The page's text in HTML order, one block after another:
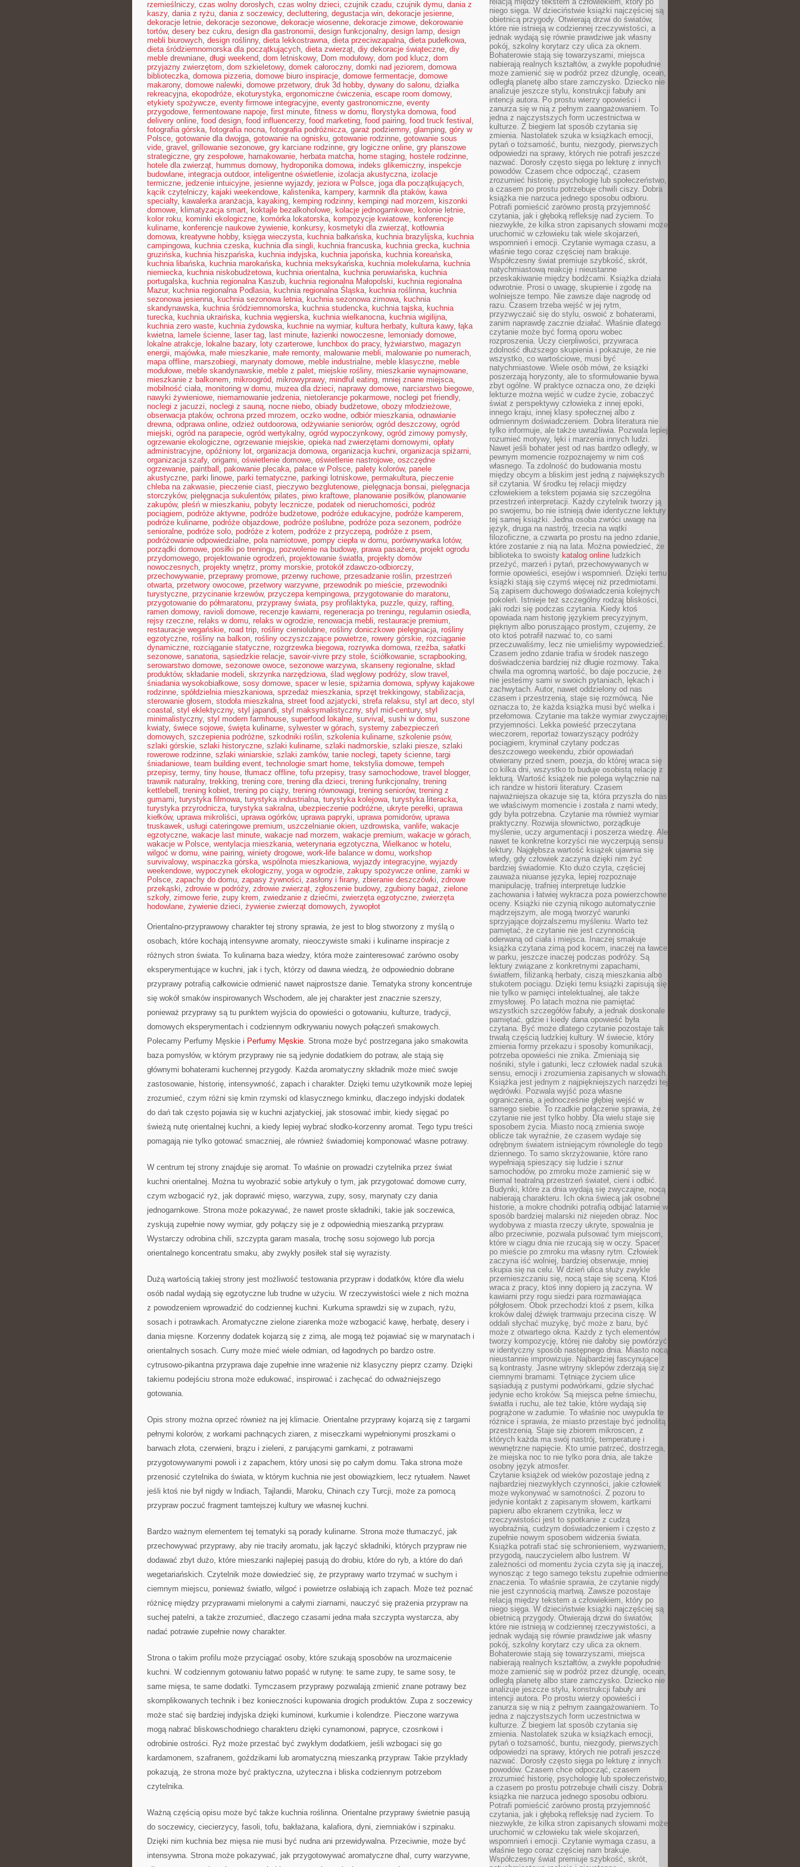
rzemieślniczy, czas wolny dorosłych, czas wolny dzieci, czujnik czadu, czujnik dymu, dania z
kaszy, dania z ryżu, dania z soczewicy, decluttering, degustacja win, dekoracje jesienne,
dekoracje letnie, dekoracje sezonowe, dekoracje wiosenne, dekoracje zimowe, dekorowanie
tortów, desery bez cukru, design dla gastronomii, design funkcjonalny, design lamp, design
mebli biurowych, design roślinny, dieta lekkostrawna, dieta przeciwzapalna, dieta pudełkowa,
dieta śródziemnomorska dla początkujących, dieta zwierząt, diy dekoracje świąteczne, diy
meble drewniane, długi weekend, dom letniskowy, Dom modułowy, dom pod klucz, dom
przyjazny zwierzętom, dom szkieletowy, domek całoroczny, domki nad jeziorem, domowa
biblioteczka, domowa pizzeria, domowe biuro inspiracje, domowe fermentacje, domowe
makarony, domowe nalewki, domowe przetwory, druk 3d hobby, dywany do salonu, działka
rekreacyjna, ekopodróże, ekoturystyka, ergonomiczne ćwiczenia, escape room domowy,
etykiety spożywcze, eventy firmowe integracyjne, eventy gastronomiczne, eventy
przygodowe, fermentowane napoje, first minute, fitness w domu, florystyka domowa, food
delivery online, food design, food influencerzy, food marketing, food pairing, food truck festival ,
fotografia górska, fotografia nocna, fotografia podróżnicza, garaż podziemny, glamping, góry w
Polsce, gotowanie dla dwojga, gotowanie na ognisku, gotowanie rodzinne, gotowanie sous
vide, gravel , grillowanie sezonowe, gry karciane rodzinne, gry logiczne online, gry planszowe
strategiczne, gry zespołowe, hamakowanie, herbata matcha, home staging, hostele rodzinne,
hotele dla zwierząt, hummus domowy, hydroponika domowa, indeks glikemiczny, inspekcje
budowlane, integracja outdoor, inteligentne oświetlenie, izolacja akustyczna, izolacje
termiczne, jedzenie intuicyjne, jesienne wyjazdy, jeziora w Polsce, joga dla początkujących,
kącik czytelniczy, kajaki weekendowe, kalistenika, kampery, karmnik dla ptaków, kawa
specialty, kawalerka aranżacja, kayaking, kemping rodzinny, kempingi nad morzem, kiszonki
domowe, klimatyzacja smart, koktajle bezalkoholowe, kolacje jednogarnkowe, kolonie letnie,
kolor roku, kominki ekologiczne, komórka lokatorska, kompozycje kwiatowe, konferencje
kulinarne, konferencje naukowe żywienie, konkursy, kosmetyki dla zwierząt, kotłownia
domowa, kreatywne hobby, księga wieczysta, kuchnia bałkańska, kuchnia brazylijska, kuchnia
campingowa, kuchnia czeska, kuchnia dla singli, kuchnia francuska, kuchnia grecka, kuchnia
gruzińska, kuchnia hiszpańska, kuchnia indyjska, kuchnia japońska, kuchnia koreańska,
kuchnia libańska, kuchnia marokańska, kuchnia meksykańska, kuchnia molekularna, kuchnia
niemiecka, kuchnia niskobudżetowa, kuchnia orientalna, kuchnia peruwiańska, kuchnia
portugalska, kuchnia regionalna Kaszub, kuchnia regionalna Małopolski, kuchnia regionalna
Mazur, kuchnia regionalna Podlasia, kuchnia regionalna Śląska, kuchnia roślinna, kuchnia
sezonowa jesienna, kuchnia sezonowa letnia, kuchnia sezonowa zimowa, kuchnia
skandynawska, kuchnia śródziemnomorska, kuchnia studencka, kuchnia tajska, kuchnia
turecka, kuchnia ukraińska, kuchnia węgierska, kuchnia wielkanocna, kuchnia wigilijna,
kuchnia zero waste, kuchnia żydowska, kuchnie na wymiar, kultura herbaty, kultura kawy, łąka
kwietna, lamele ścienne, laser tag, last minute, łazienki nowoczesne, lemoniady domowe,
lokalne atrakcje, lokalne bazary, loty czarterowe, lunchbox do pracy, łyżwiarstwo, magazyn
energii, majówka, małe mieszkanie, małe remonty, malowanie mebli, malowanie po numerach,
mapa offline, marszobiegi, marynaty domowe, meble industrialne, meble klasyczne, meble
modułowe, meble skandynawskie, meble z palet, miejskie rośliny, mieszkanie wynajmowane,
mieszkanie z balkonem, mikroogród, mikrowyprawy, mindful eating, mniej znane miejsca,
mobilność ciała, monitoring w domu, muzea dla dzieci, naprawy domowe, narciarstwo biegowe,
nawyki żywieniowe, niemarnowanie jedzenia, nietolerancje pokarmowe, noclegi pet friendly,
noclegi z jacuzzi, noclegi z sauną, nocne niebo, obiady budżetowe, obozy młodzieżowe,
obserwacja ptaków, ochrona przed mrozem, oczko wodne, odbiór mieszkania, odnawianie
drewna, odprawa online, odzież outdoorowa, odżywianie seniorów, ogród deszczowy, ogród
miejski, ogród na parapecie, ogród wertykalny, ogród wypoczynkowy, ogród zimowy pomysły,
ogrzewanie ekologiczne, ogrzewanie miejskie, opieka nad zwierzętami domowymi, opłaty
administracyjne, opóźniony lot, organizacja domowa, organizacja kuchni, organizacja spiżarni,
organizacja szafy, origami, oświetlenie domowe, oświetlenie nastrojowe, oszczędne
ogrzewanie, paintball , pakowanie plecaka, pałace w Polsce, palety kolorów, panele
akustyczne, parki linowe, parki tematyczne, parkingi lotniskowe, permakultura, pieczenie
chleba na zakwasie, pieczenie ciast, pieczywo bezglutenowe, pielęgnacja bonsai, pielęgnacja
storczyków, pielęgnacja sukulentów, pilates, piwo kraftowe, planowanie posiłków, planowanie
zakupów, pleśń w mieszkaniu, pobyty lecznicze, podatek od nieruchomości, podróż
pociągiem, podróże aktywne, podróże budżetowe, podróże edukacyjne, podróże kamperem,
podróże kulinarne, podróże objazdowe, podróże poślubne, podróże poza sezonem, podróże
senioralne, podróże solo, podróże z kotem, podróże z przyczepą, podróże z psem,
podróżowanie odpowiedzialne, pola namiotowe, pompy ciepła w domu, porównywarka lotów,
porządki domowe, posiłki po treningu, pozwolenie na budowę, prawa pasażera, projekt ogrodu
przydomowego, projektowanie ogrodzeń, projektowanie światła, projekty domów
nowoczesnych, projekty wnętrz, promy morskie, protokół zdawczo-odbiorczy,
przechowywanie, przeprawy promowe, przerwy ruchowe, przesadzanie roślin, przestrzeń
otwarta, przetwory owocowe, przetwory warzywne, przewodnik po mieście, przewodniki
turystyczne, przycinanie krzewów, przyczepa kempingowa, przygotowanie do maratonu,
przygotowanie do półmaratonu, przyprawy świata, psy profilaktyka, puzzle, quizy, rafting,
ramen domowy, ravioli domowe, recenzje kawiarni, regeneracja po treningu, regulamin osiedla,
rejsy rzeczne, relaks w domu, relaks w ogrodzie, renowacja mebli, restauracje premium,
restauracje wegańskie, road trip, rośliny cieniolubne, rośliny doniczkowe pielęgnacja, rośliny
egzotyczne, rośliny na balkon, rośliny oczyszczające powietrze, rowery górskie, rozciąganie
dynamiczne, rozciąganie statyczne, rozgrzewka biegowa, rozrywka domowa, rzeźba, sałatki
sezonowe, sanatoria, sąsiedzkie relacje, savoir-vivre przy stole, ściółkowanie, scrapbooking,
serowarstwo domowe, sezonowe owoce, sezonowe warzywa, skanseny regionalne, skład
produktów, składanie modeli, skrzynka narzędziowa, ślad węglowy podróży, slow travel ,
śniadania wysokobiałkowe, sosy domowe, spacer w lesie, spiżarnia domowa, spływy kajakowe
rodzinne, spółdzielnia mieszkaniowa, sprzedaż mieszkania, sprzęt trekkingowy, stabilizacja,
sterowanie głosem, stodoła mieszkalna, street food azjatycki, strefa relaksu, styl art deco, styl
coastal , styl eklektyczny, styl japandi, styl maksymalistyczny, styl mid-century, styl
minimalistyczny, styl modern farmhouse, superfood lokalne, survival , sushi w domu, suszone
kwiaty, świece sojowe, święta kulinarne, sylwester w górach, systemy zabezpieczeń
domowych, szczepienia podróżne, szkodniki roślin, szkolenia kulinarne, szkolenie psów,
szlaki górskie, szlaki historyczne, szlaki kulinarne, szlaki nadmorskie, szlaki piesze, szlaki
rowerowe rodzinne, szlaki winiarskie, szlaki zamków, tanie noclegi, tapety ścienne, targi
śniadaniowe, team building event, technologie smart home, tekstylia domowe, tempeh
przepisy, termy, tiny house, tłumacz offline, tofu przepisy, trasy samochodowe, travel blogger,
trawnik naturalny, trekking, trening core, trening dla dzieci, trening funkcjonalny, trening
kettlebell , trening kobiet, trening po ciąży, trening równowagi, trening seniorów, trening z
gumami, turystyka filmowa, turystyka industrialna, turystyka kolejowa, turystyka literacka,
turystyka przyrodnicza, turystyka sakralna, ubezpieczenie podróżne, ukryte perełki, uprawa
kiełków, uprawa mikroliści, uprawa ogórków, uprawa papryki, uprawa pomidorów, uprawa
truskawek, usługi cateringowe premium, uszczelnianie okien, uzdrowiska, vanlife, wakacje
egzotyczne, wakacje last minute, wakacje nad morzem, wakacje premium, wakacje w górach,
wakacje w Polsce, wentylacja mieszkania, weterynaria egzotyczna, Wielkanoc w hotelu,
wilgoć w domu, wine pairing, winiety drogowe, work-life balance w domu, workshop
survivalowy, wspinaczka górska, wspólnota mieszkaniowa, wyjazdy integracyjne, wyjazdy
weekendowe, wypoczynek ekologiczny, yoga w ogrodzie, zakupy spożywcze online, zamki w
Polsce, zapachy do domu, zapasy żywności, zasłony i firany, zbieranie deszczówki, zdrowe
przekąski, zdrowie w podróży, zdrowie zwierząt, zgłoszenie budowy, zgubiony bagaż, zielone
szkoły, zimowe ferie, zupy krem, zwiedzanie z dziećmi, zwierzęta egzotyczne, zwierzęta
hodowlane, żywienie dzieci, żywienie zwierząt domowych, żywopłot
Orientalno-przyprawowy charakter tej strony sprawia, że jest to blog stworzony z myślą o
osobach, które kochają intensywne aromaty, nieoczywiste smaki i kulinarne inspiracje z
różnych stron świata. To kulinarna baza wiedzy, która może zainteresować zarówno osoby
eksperymentujące w kuchni, jak i tych, którzy od dawna wiedzą, że odpowiednio dobrane
przyprawy potrafią całkowicie odmienić nawet najprostsze danie. Tematyka strony koncentruje
się wokół smaków inspirowanych Wschodem, ale jej charakter jest znacznie szerszy,
ponieważ przyprawy są tu punktem wyjścia do opowieści o gotowaniu, kulturze, tradycji,
domowych eksperymentach i codziennym odkrywaniu nowych połączeń smakowych.
Polecamy Perfumy Męskie i Perfumy Męskie. Strona może być postrzegana jako smakowita
baza pomysłów, w którym przyprawy nie są jedynie dodatkiem do potraw, ale stają się
głównymi bohaterami kuchennej przygody. Każda aromatyczny składnik może mieć swoje
zastosowanie, historię, intensywność, zapach i charakter. Dzięki temu użytkownik może lepiej
zrozumieć, czym różni się kmin rzymski od klasycznego kminku, dlaczego indyjski dodatek
do dań tak często pojawia się w kuchni azjatyckiej, jak stosować imbir, kiedy sięgać po
świeżą nutę orientalnej kuchni, a kiedy lepiej wybrać słodko-korzenny aromat. Tego typu treści
pomagają nie tylko gotować smaczniej, ale również świadomiej komponować własne potrawy.
W centrum tej strony znajduje się aromat. To właśnie on prowadzi czytelnika przez świat
kuchni orientalnej. Można tu wyobrazić sobie artykuły o tym, jak przygotować domowe curry,
czym wzbogacić ryż, jak doprawić mięso, warzywa, zupy, sosy, marynaty czy dania
jednogarnkowe. Strona może pokazywać, że nawet proste składniki, takie jak soczewica,
zyskują zupełnie nowy wymiar, gdy połączy się je z odpowiednią mieszanką przypraw.
Wystarczy odrobina chili, szczypta garam masala, trochę sosu sojowego lub porcja
orientalnego koncentratu smaku, aby zwykły posiłek stał się wyrazisty.
Dużą wartością takiej strony jest możliwość testowania przypraw i dodatków, które dla wielu
osób nadal wydają się egzotyczne lub trudne w użyciu. W rzeczywistości wiele z nich można
z powodzeniem wprowadzić do codziennej kuchni. Kurkuma sprawdzi się w zupach, ryżu,
sosach i potrawkach. Aromatyczne zielone ziarenka może wzbogacić kawę, herbatę, desery i
dania mięsne. Korzenny dodatek kojarzą się z zimą, ale mogą też pojawiać się w marynatach i
orientalnych sosach. Curry może mieć wiele odmian, od łagodnych po bardzo ostre.
cytrusowo-pikantna przyprawa daje zupełnie inne wrażenie niż klasyczny pieprz czarny. Dzięki
takiemu podejściu strona może edukować, inspirować i zachęcać do odważniejszego
gotowania.
Opis strony można oprzeć również na jej klimacie. Orientalne przyprawy kojarzą się z targami
pełnymi kolorów, z workami pachnących ziaren, z miseczkami wypełnionymi proszkami o
barwach złota, czerwieni, brązu i zieleni, z parującymi garnkami, z potrawami
przygotowywanymi powoli i z zapachem, który unosi się po całym domu. Taka strona może
przenosić czytelnika do świata, w którym kuchnia nie jest obowiązkiem, lecz rytuałem. Nawet
jeśli ktoś nie był nigdy w Indiach, Tajlandii, Maroku, Chinach czy Turcji, może za pomocą
przypraw poczuć fragment tamtejszej kultury we własnej kuchni.
Bardzo ważnym elementem tej tematyki są porady kulinarne. Strona może tłumaczyć, jak
przechowywać przyprawy, aby nie traciły aromatu, jak łączyć składniki, których przypraw nie
dodawać zbyt dużo, które mieszanki najlepiej pasują do drobiu, które do ryb, a które do dań
wegetariańskich. Czytelnik może dowiedzieć się, że przyprawy warto trzymać w suchym i
ciemnym miejscu, ponieważ światło, wilgoć i powietrze osłabiają ich zapach. Może też poznać
różnicę między przyprawami mielonymi a całymi ziarnami, nauczyć się prażenia przypraw na
suchej patelni, a także zrozumieć, dlaczego czasami jedna mała szczypta wystarcza, aby
nadać potrawie zupełnie nowy charakter.
Strona o takim profilu może przyciągać osoby, które szukają sposobów na urozmaicenie
kuchni. W codziennym gotowaniu łatwo popaść w rutynę: te same zupy, te same sosy, te
same mięsa, te same dodatki. Tymczasem przyprawy pozwalają zmienić znane potrawy bez
skomplikowanych technik i bez konieczności kupowania drogich produktów. Zupa z soczewicy
może stać się bardziej indyjska dzięki kuminowi, kurkumie i kolendrze. Pieczone warzywa
mogą nabrać bliskowschodniego charakteru dzięki cynamonowi, papryce, czosnkowi i
odrobinie ostrości. Ryż może przestać być zwykłym dodatkiem, jeśli wzbogaci się go
kardamonem, szafranem, goździkami lub aromatyczną mieszanką przypraw. Takie przykłady
pokazują, że strona może być praktyczna, użyteczna i bliska codziennym potrzebom
czytelnika.
Ważną częścią opisu może być także kuchnia roślinna. Orientalne przyprawy świetnie pasują
do soczewicy, ciecierzycy, fasoli, tofu, bakłażana, kalafiora, dyni, ziemniaków i szpinaku.
Dzięki nim kuchnia bez mięsa nie musi być nudna ani przewidywalna. Przeciwnie, może być
intensywna. Strona może pokazywać, jak przygotowywać aromatyczne dhal, curry warzywne,
niego sięga. W dzieciństwie książki najczęściej są
obietnicą przygody. Otwierają drzwi do światów,
które nie istnieją w codziennej rzeczywistości, a
jednak wydają się równie prawdziwe jak własny
pokój, szkolny korytarz czy ulica za oknem.
Bohaterowie stają się towarzyszami, miejsca
nabierają realnych kształtów, a zwykłe popołudnie
może zamienić się w podróż przez dżunglę, ocean,
odległą planetę albo stare zamczysko. Dziecko nie
analizuje jeszcze stylu, konstrukcji fabuły ani
intencji autora. Po prostu wierzy opowieści i
zanurza się w nią z pełnym zaangażowaniem. To
jedna z najczystszych form uczestnictwa w
kulturze. Z biegiem lat sposób czytania się
zmienia. Nastolatek szuka w książkach emocji,
pytań o tożsamość, buntu, niezgody, pierwszych
odpowiedzi na sprawy, których nie potrafi jeszcze
nazwać. Dorosły często sięga po lekturę z innych
powodów. Czasem chce odpocząć, czasem
zrozumieć historię, psychologię lub społeczeństwo,
a czasem po prostu potrzebuje chwili ciszy. Dobra
książka nie narzuca jednego sposobu odbioru.
Potrafi pomieścić zarówno prostą przyjemność
czytania, jak i głęboką refleksję nad życiem. To
niezwykłe, że kilka stron zapisanych słowami może
uruchomić w człowieku tak wiele skojarzeń,
wspomnień i emocji. Czytanie wymaga czasu, a
właśnie tego coraz częściej nam brakuje.
Współczesny świat premiuje szybkość, skrót,
natychmiastową reakcję i nieustanne
przeskakiwanie między bodźcami. Książka działa
odwrotnie. Prosi o uwagę, skupienie i zgodę na
wolniejsze tempo. Nie zawsze daje nagrodę od
razu. Czasem trzeba wejść w jej rytm,
przyzwyczaić się do stylu, oswoić z bohaterami,
zanim naprawdę zacznie działać. Właśnie dlatego
czytanie może być formą oporu wobec
rozproszenia. Uczy cierpliwości, przywraca
zdolność dłuższego skupienia i pokazuje, że nie
wszystko, co wartościowe, musi być
natychmiastowe. Wiele osób mówi, że książki
poszerzają horyzonty, ale to sformułowanie bywa
zbyt ogólne. W praktyce oznacza ono, że dzięki
lekturze można wejść w cudze życie, zobaczyć
świat z perspektywy człowieka z innej epoki,
innego kraju, innej klasy społecznej albo z
odmiennym doświadczeniem. Dobra literatura nie
tylko informuje, ale także uwrażliwia. Pozwala lepiej
rozumieć motywy, lęki i marzenia innych ludzi.
Nawet jeśli bohater jest od nas bardzo odległy, w
pewnym momencie rozpoznajemy w nim coś
własnego. Ta zdolność do budowania mostu
między obcym a bliskim jest jedną z największych
sił czytania. W środku tej relacji między
człowiekiem a tekstem pojawia się szczególna
przestrzeń interpretacji. Każdy czytelnik tworzy ją
po swojemu, bo nie istnieją dwie identyczne lektury
tej samej książki. Jedna osoba zwróci uwagę na
język, druga na nastrój, trzecia na wątki
filozoficzne, a czwarta po prostu na jedno zdanie,
które zostanie z nią na lata. Można powiedzieć, że
biblioteka to swoisty katalog online ludzkich
przeżyć, marzeń i pytań, przechowywanych w
formie opowieści, esejów i wspomnień. Dzięki temu
książki stają się czymś więcej niż przedmiotami.
Są zapisem duchowego doświadczenia kolejnych
pokoleń. Istnieje też szczególny rodzaj bliskości,
jaki rodzi się podczas czytania. Kiedy ktoś
opowiada nam historię językiem precyzyjnym,
pięknym albo poruszająco prostym, czujemy, że
oto ktoś potrafił nazwać to, co sami
przeczuwaliśmy, lecz nie umieliśmy wypowiedzieć.
Czasem jedno zdanie trafia w środek naszego
doświadczenia bardziej niż długie rozmowy. Taka
chwila ma ogromną wartość, bo daje poczucie, że
nie jesteśmy sami w swoich pytaniach, lękach i
zachwytach. Autor, nawet oddzielony od nas
czasem i przestrzenią, staje się rozmówcą. Nie
oznacza to, że każda książka musi być wielka i
przełomowa. Czytanie ma także wymiar zwyczajnej
przyjemności. Lekka powieść przeczytana
wieczorem, reportaż towarzyszący podróży
pociągiem, kryminał czytany podczas
deszczowego weekendu, zbiór opowiadań
otwierany przed snem, poezja, do której wraca się
co kilka dni, wszystko to buduje osobistą relację z
lekturą. Wartość książek nie polega wyłącznie na
ich randze w historii literatury. Czasem
najważniejsza okazuje się ta, która przyszła do nas
we właściwym momencie i została z nami wtedy,
gdy była potrzebna. Czytanie ma również wymiar
praktyczny. Rozwija słownictwo, porządkuje
myślenie, uczy argumentacji i poszerza wiedzę. Ale
nawet te konkretne korzyści nie wyczerpują sensu
lektury. Najgłębsza wartość książek ujawnia się
wtedy, gdy człowiek zaczyna dzięki nim żyć
bardziej świadomie. Kto dużo czyta, częściej
zauważa niuanse języka, lepiej rozpoznaje
manipulację, trafniej interpretuje ludzkie
zachowania i łatwiej wykracza poza powierzchowne
oceny. Książki nie czynią nikogo automatycznie
mądrzejszym, ale mogą tworzyć warunki
sprzyjające dojrzalszemu myśleniu. Warto też
pamiętać, że czytanie nie jest czynnością
oderwaną od ciała i miejsca. Inaczej smakuje
książka czytana zimą pod kocem, inaczej na ławce
w parku, jeszcze inaczej podczas podróży. Są
lektury związane z konkretnymi zapachami,
światłem, filiżanką herbaty, ciszą mieszkania albo
stukotem pociągu. Dzięki temu książki zapisują się
nie tylko w pamięci intelektualnej, ale także
zmysłowej. Po latach można nie pamiętać
wszystkich szczegółów fabuły, a jednak doskonale
pamiętać, gdzie i kiedy dana opowieść była
czytana. Być może dlatego czytanie pozostaje tak
trwałą częścią ludzkiej kultury. W świecie, który
zmienia formy przekazu i sposoby komunikacji,
potrzeba opowieści nie znika. Zmieniają się
nośniki, style i gatunki, lecz człowiek nadal szuka
sensu, emocji i zrozumienia zapisanych w słowach.
Książka jest jednym z najpiękniejszych narzędzi tej
wędrówki. Pozwala wyjść poza własne
ograniczenia, a jednocześnie głębiej wejść w
samego siebie. To rzadkie połączenie sprawia, że
czytanie nie jest tylko hobby. Dla wielu staje się
sposobem życia. Miasto nocą zmienia swoje
oblicze tak wyraźnie, że czasem wydaje się
odrębnym światem istniejącym równolegle do tego
dziennego. To samo skrzyżowanie, które rano
wypełniają spieszący się ludzie i sznur
samochodów, po zmroku może zamienić się w
niemal teatralną przestrzeń świateł, cieni i odbić.
Budynki, które za dnia wydają się zwyczajne, nocą
nabierają charakteru. Ich okna świecą jak osobne
historie, a mokre chodniki potrafią odbijać latarnie w
sposób bardziej malarski niż niejeden obraz. Noc
wydobywa z miasta rzeczy ukryte, spowalnia je
albo przeciwnie, pozwala pulsować tym miejscom,
które w ciągu dnia nie rzucają się w oczy. Spacer
po mieście po zmroku ma własny rytm. Człowiek
zaczyna iść wolniej, bardziej obserwuje, mniej
skupia się na celu. W dzień ulica służy zwykle
przemieszczaniu się, nocą staje się sceną. Ktoś
wraca z pracy, ktoś inny dopiero ją zaczyna. W
kawiarni przy rogu siedzi para rozmawiająca
półgłosem. Obok przechodzi ktoś z psem, kilka
kroków dalej dźwięk tramwaju przecina ciszę. W
oddali słychać muzykę, być może z baru, być
może z otwartego okna. Każdy z tych elementów
tworzy kompozycję, której nie dałoby się powtórzyć
w identyczny sposób następnego dnia. Miasto nocą
nieustannie improwizuje. Najbardziej fascynujące
są kontrasty. Jasne witryny sklepów zderzają się z
ciemnymi bramami. Tętniące życiem ulice
sąsiadują z pustymi podwórkami, gdzie słychać
jedynie echo kroków. Są miejsca pełne śmiechu,
światła i ruchu, ale też takie, które wydają się
pogrążone w zadumie. To właśnie noc uwypukla te
różnice i sprawia, że miasto przestaje być jednolitą
przestrzenią. Staje się zbiorem mikroscen, z
których każda ma swój nastrój, temperaturę i
wewnętrzne napięcie. Kto umie patrzeć, dostrzega,
że miejska noc to nie tylko pora dnia, ale także
osobny język atmosfer.
Czytanie książek od wieków pozostaje jedną z
najbardziej niezwykłych czynności, jakie człowiek
może wykonywać w samotności. Z pozoru to
jedynie kontakt z zapisanym słowem, kartkami
papieru albo ekranem czytnika, lecz w
rzeczywistości jest to spotkanie z cudzą
wyobraźnią, cudzym doświadczeniem i często z
zupełnie nowym sposobem widzenia świata.
Książka potrafi stać się schronieniem, wyzwaniem,
przygodą, nauczycielem albo lustrem. W
zależności od momentu życia czyta się ją inaczej,
wynosząc z tego samego tekstu zupełnie odmienne
znaczenia. To właśnie sprawia, że czytanie nigdy
nie jest czynnością martwą. Zawsze pozostaje
relacją między tekstem a człowiekiem, który po
niego sięga. W dzieciństwie książki najczęściej są
obietnicą przygody. Otwierają drzwi do światów,
które nie istnieją w codziennej rzeczywistości, a
jednak wydają się równie prawdziwe jak własny
pokój, szkolny korytarz czy ulica za oknem.
Bohaterowie stają się towarzyszami, miejsca
nabierają realnych kształtów, a zwykłe popołudnie
może zamienić się w podróż przez dżunglę, ocean,
odległą planetę albo stare zamczysko. Dziecko nie
analizuje jeszcze stylu, konstrukcji fabuły ani
intencji autora. Po prostu wierzy opowieści i
zanurza się w nią z pełnym zaangażowaniem. To
jedna z najczystszych form uczestnictwa w
kulturze. Z biegiem lat sposób czytania się
zmienia. Nastolatek szuka w książkach emocji,
pytań o tożsamość, buntu, niezgody, pierwszych
odpowiedzi na sprawy, których nie potrafi jeszcze
nazwać. Dorosły często sięga po lekturę z innych
powodów. Czasem chce odpocząć, czasem
zrozumieć historię, psychologię lub społeczeństwo,
a czasem po prostu potrzebuje chwili ciszy. Dobra
książka nie narzuca jednego sposobu odbioru.
Potrafi pomieścić zarówno prostą przyjemność
czytania, jak i głęboką refleksję nad życiem. To
niezwykłe, że kilka stron zapisanych słowami może
uruchomić w człowieku tak wiele skojarzeń,
wspomnień i emocji. Czytanie wymaga czasu, a
właśnie tego coraz częściej nam brakuje.
Współczesny świat premiuje szybkość, skrót,